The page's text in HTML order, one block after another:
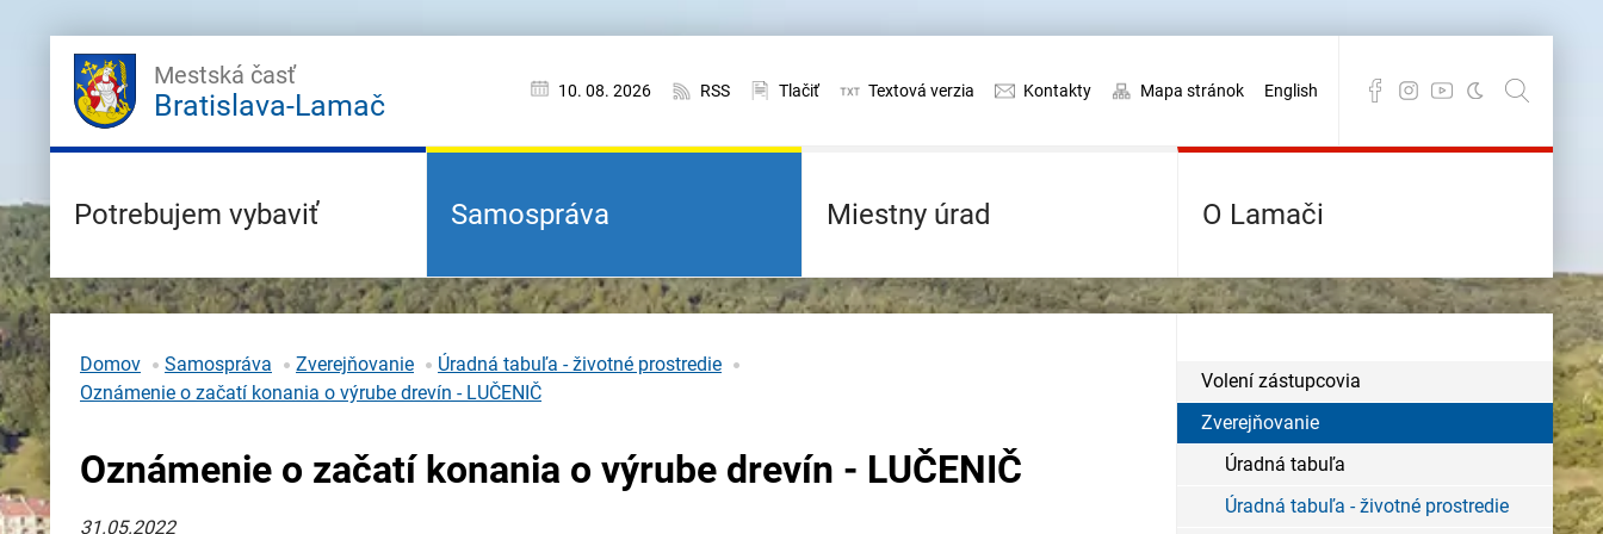
Mestská časť
Bratislava-Lamač 10. 08. 2026 RSS Tlačiť Textová verzia Kontakty Mapa stránok English
Potrebujem vybaviť Samospráva Miestny úrad O Lamači
Domov Samospráva Zverejňovanie
Úradná tabuľa - životné prostredie
Oznámenie o začatí konania o výrube drevín - LUČENIČ
Oznámenie o začatí konania o výrube drevín - LUČENIČ
31.05.2022
Volení zástupcovia
Zverejňovanie
Úradná tabuľa
Úradná tabuľa - životné prostredie